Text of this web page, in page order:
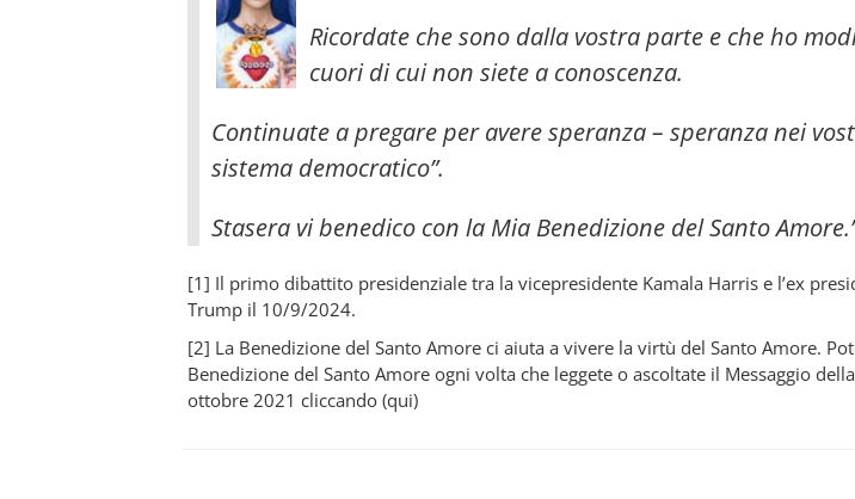
Ricordate che sono dalla vostra parte e che ho
cuori di cui non siete a conoscenza.
Continuate a pregare per avere speranza – speranza nei
sistema democratico”.
Stasera vi benedico con la Mia Benedizione del Santo
[1] Il primo dibattito presidenziale tra la vicepresidente Kamala Harris e l’ex
Trump il 10/9/2024.
[2] La Benedizione del Santo Amore ci aiuta a vivere la virtù del Santo Amore.
Benedizione del Santo Amore ogni volta che leggete o ascoltate il Messaggio
ottobre 2021 cliccando (qui)